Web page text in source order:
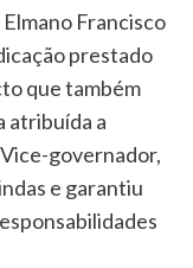
Francisco
prestado
que também
atribuída a
governador,
e garantiu